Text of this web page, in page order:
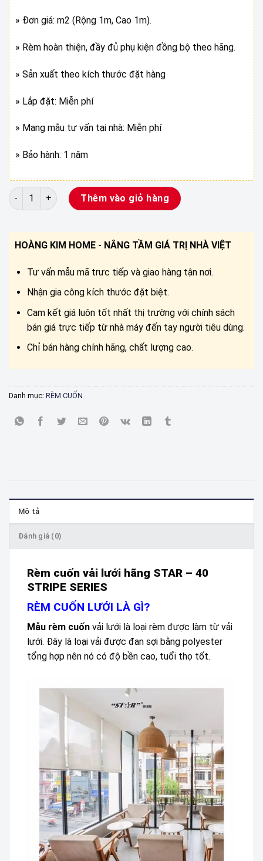
» Đơn giá: m2 (Rộng 1m, Cao 1m).
» Rèm hoàn thiện, đầy đủ phụ kiện đồng bộ theo hãng.
» Sản xuất theo kích thước đặt hàng
» Lắp đặt: Miễn phí
» Mang mẫu tư vấn tại nhà: Miễn phí
» Bảo hành: 1 năm
RÈM CUỐN LƯỚI CAO CẤP số lượng
Thêm vào giỏ hàng
HOÀNG KIM HOME - NÂNG TẦM GIÁ TRỊ NHÀ VIỆT
Tư vấn mẫu mã trưc tiếp và giao hàng tận nơi.
Nhận gia công kích thước đặt biệt.
Cam kết giá luôn tốt nhất thị trường với chính sách
bán giá trực tiếp từ nhà máy đến tay người tiêu dùng.
Chỉ bán hàng chính hãng, chất lượng cao.
Danh mục: RÈM CUỐN
Mô tả
Đánh giá (0)
Rèm cuốn vải lưới hãng STAR – 40
STRIPE SERIES
RÈM CUỐN LƯỚI LÀ GÌ?
Mẫu rèm cuốn vải lưới là loại rèm được làm từ vải
lưới. Đây là loại vải được đan sợi bằng polyester
tổng hợp nên nó có độ bền cao, tuổi thọ tốt.